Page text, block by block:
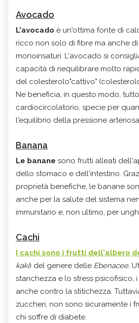
Avocado
L'avocado è un'ottima fonte di
ricco non solo di fibre ma anche di
monoinsaturi. L'avocado si
capacità di riequilibrare molto
del colesterolo"cattivo"
Ne beneficia, in questo modo,
cardiocircolatorio, specie per
l'equilibrio della pressione
Banana
Le banane sono frutti alleati
dello stomaco e dell'intestino.
proprietà benefiche, le banane
anche per la salute del sistema
immunitario e, non ultimo, per
Cachi
I cachi sono i frutti dell'albero
kaki) del genere delle Ebenacee.
stanchezza e lo stress psicofisico,
anche contro la stitichezza.
zuccheri, non sono sicuramente i
chi soffre di diabete.